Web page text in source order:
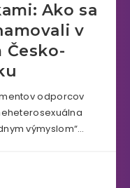
Ako sa
v
odporcov
výmyslom“…